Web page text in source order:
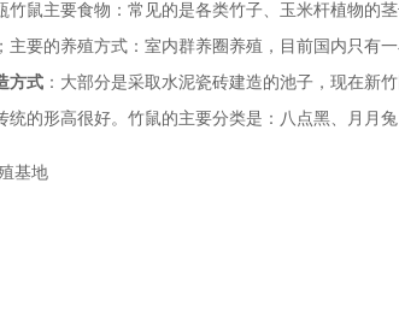
竹鼠主要食物：常见的是各类竹子、玉米杆植物的
主要的养殖方式：室内群养圈养殖，目前国内只有
方式 ：大部分是采取水泥瓷砖建造的池子，现在新
统的形高很好。竹鼠的主要分类是：八点黑、月月